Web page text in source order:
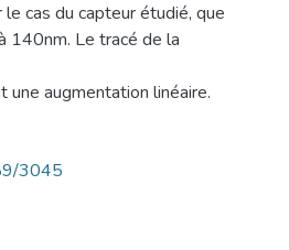
cas du capteur étudié, que
140nm. Le tracé de la
augmentation linéaire.
3045